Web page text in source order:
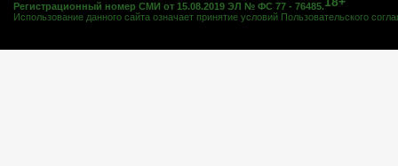
Регистрационный номер СМИ от 15.08.2019 ЭЛ № ФС 77 - 76485.
Использование данного сайта означает принятие условий Пользовательского